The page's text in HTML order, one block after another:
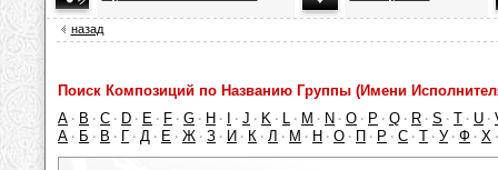
назад
Поиск Композиций по Названию Группы (Имени
A · B · C · D · E · F · G · H · · J · K · L · M · N · O · P · Q · R · S · T · U ·
А · Б · В · Г · Д · Е · Ж · З · И · К · Л · М · Н · О · П · Р · С · Т · У · Ф · Х